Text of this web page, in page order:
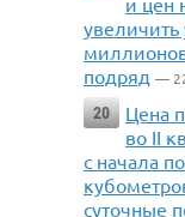
увеличить
подряд —
20
Цена
во II
с начала
суточные